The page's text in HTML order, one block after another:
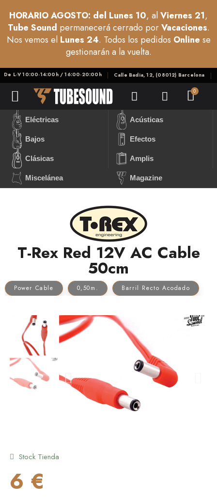
HORARIO AGOSTO: del Lunes 10, alViernes 21,
Tube Sound permanecerá cerrado porVacaciones.
Nos vemos el Lunes 24. Todos los pedidos Online se
gestionarán a la vuelta.
De L-V 10:00-14:00h / 16:00-20:00h Calle Badia, 12, (08012) Barcelona
Eléctricas Acústicas
Bajos Efectos
Clásicas Amplis
Miscelánea Magazine
T-Rex Red 12V AC Cable
50cm
Power Cable 0,50m. Barril Recto Acodado
Stock Tienda
6 €